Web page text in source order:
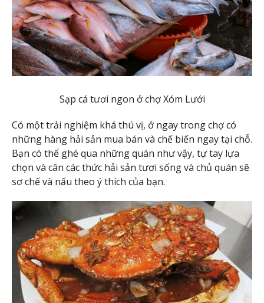
Sạp cá tươi ngon ở chợ Xóm Lưới
Có một trải nghiệm khá thú vị, ở ngay trong chợ có
những hàng hải sản mua bán và chế biến ngay tại chỗ.
Bạn có thể ghé qua những quán như vậy, tự tay lựa
chọn và cân các thức hải sản tươi sống và chủ quán sẽ
sơ chế và nấu theo ý thích của bạn.